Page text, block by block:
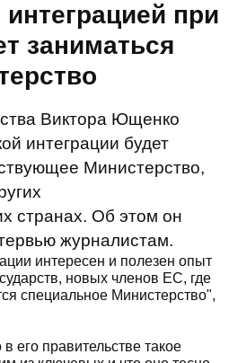
при
заниматься
Виктора Ющенко
интеграции будет
Министерство,
странах. Об этом он
журналистам.
интересен и полезен опыт
новых членов ЕС, где
специальное Министерство",
его правительстве такое